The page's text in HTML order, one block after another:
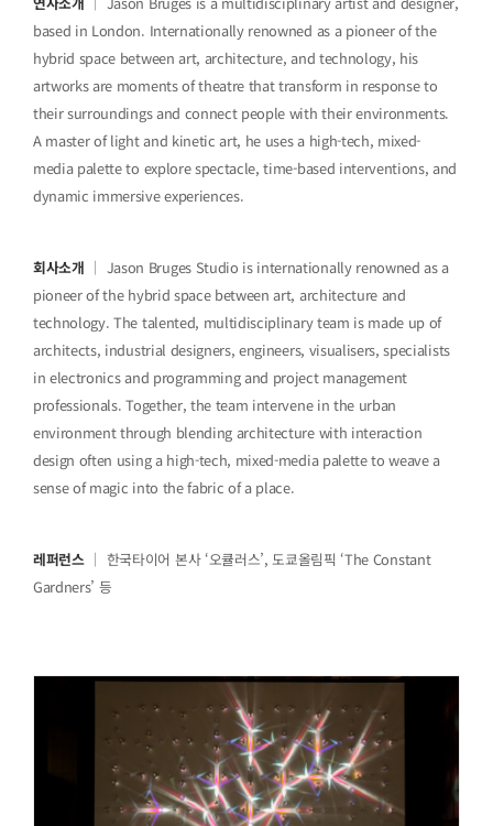
based in London. Internationally renowned as a pioneer of the
hybrid space between art, architecture, and technology, his
artworks are moments of theatre that transform in response to
their surroundings and connect people with their environments.
A master of light and kinetic art, he uses a high-tech, mixed-
media palette to explore spectacle, time-based interventions, and
dynamic immersive experiences.
회사소개 ｜ Jason Bruges Studio is internationally renowned as a
pioneer of the hybrid space between art, architecture and
technology. The talented, multidisciplinary team is made up of
architects, industrial designers, engineers, visualisers, specialists
in electronics and programming and project management
professionals. Together, the team intervene in the urban
environment through blending architecture with interaction
design often using a high-tech, mixed-media palette to weave a
sense of magic into the fabric of a place.
레퍼런스 ｜ 한국타이어 본사 ‘오큘러스’, 도쿄올림픽 ‘The Constant
Gardners’ 등